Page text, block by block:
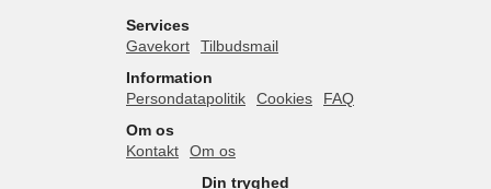
Services
Gavekort
Tilbudsmail
Information
Persondatapolitik
Cookies
FAQ
Om os
Kontakt
Om os
Din tryghed